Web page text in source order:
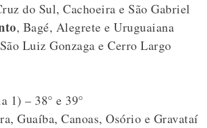
do Sul, Cachoeira e São Gabriel
, Bagé, Alegrete e Uruguaiana
Luiz Gonzaga e Cerro Largo
1) – 38° e 39°
Guaíba, Canoas, Osório e Gravataí